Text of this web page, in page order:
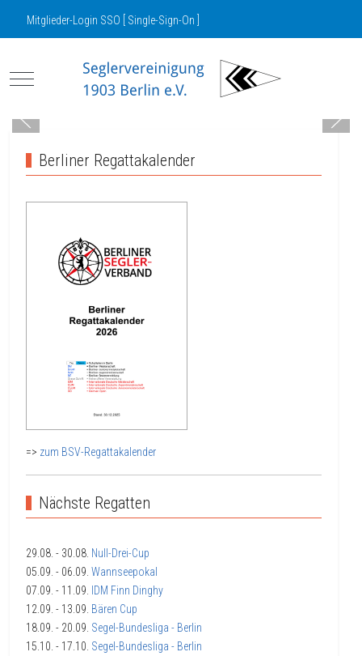
Mitglieder-Login SSO [ Single-Sign-On ]
Mobile Menu Toggle
Berliner Regattakalender
=> zum BSV-Regattakalender
Nächste Regatten
29.08. - 30.08. Null-Drei-Cup
05.09. - 06.09. Wannseepokal
07.09. - 11.09. IDM Finn Dinghy
12.09. - 13.09. Bären Cup
18.09. - 20.09. Segel-Bundesliga - Berlin
15.10. - 17.10. Segel-Bundesliga - Berlin